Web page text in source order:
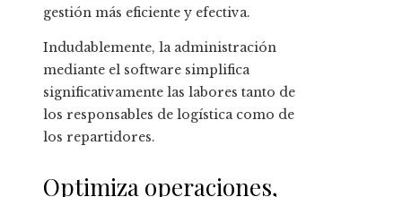
gestión más eficiente y efectiva.
Indudablemente, la administración
mediante el software simplifica
significativamente las labores tanto de
los responsables de logística como de
los repartidores.
Optimiza operaciones,